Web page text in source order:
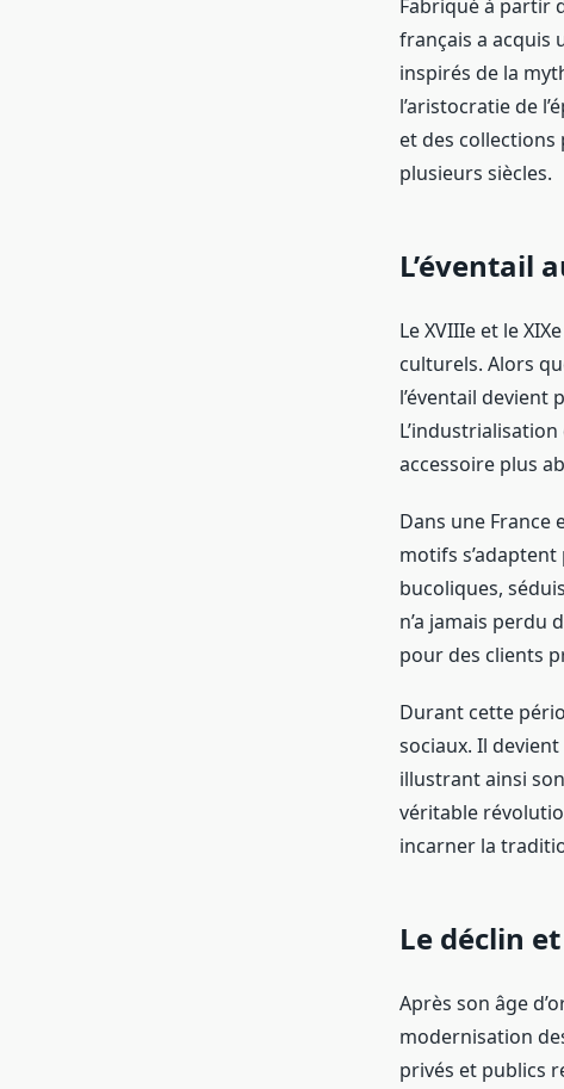
Fabriqué à partir
français a acquis
inspirés de la
l’aristocratie de
et des collections
plusieurs siècles.
L’éventail
Le XVIIIe et le
culturels. Alors
l’éventail devient
accessoire plus
Dans une France
motifs
bucoliques,
n’a jamais perdu
pour des clients
Durant cette
sociaux. Il
illustrant ainsi
véritable
incarner la
Le déclin
Après son âge
modernisation
privés et publics